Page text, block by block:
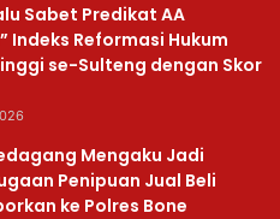
Sabet Predikat AA
Indeks Reformasi Hukum
se-Sulteng dengan Skor
Mengaku Jadi
Penipuan Jual Beli
ke Polres Bone